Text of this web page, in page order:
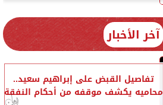
آخر الأخبار
تفاصيل القبض على إبراهيم سعيد..
محاميه يكشف موقفه من أحكام النفقة